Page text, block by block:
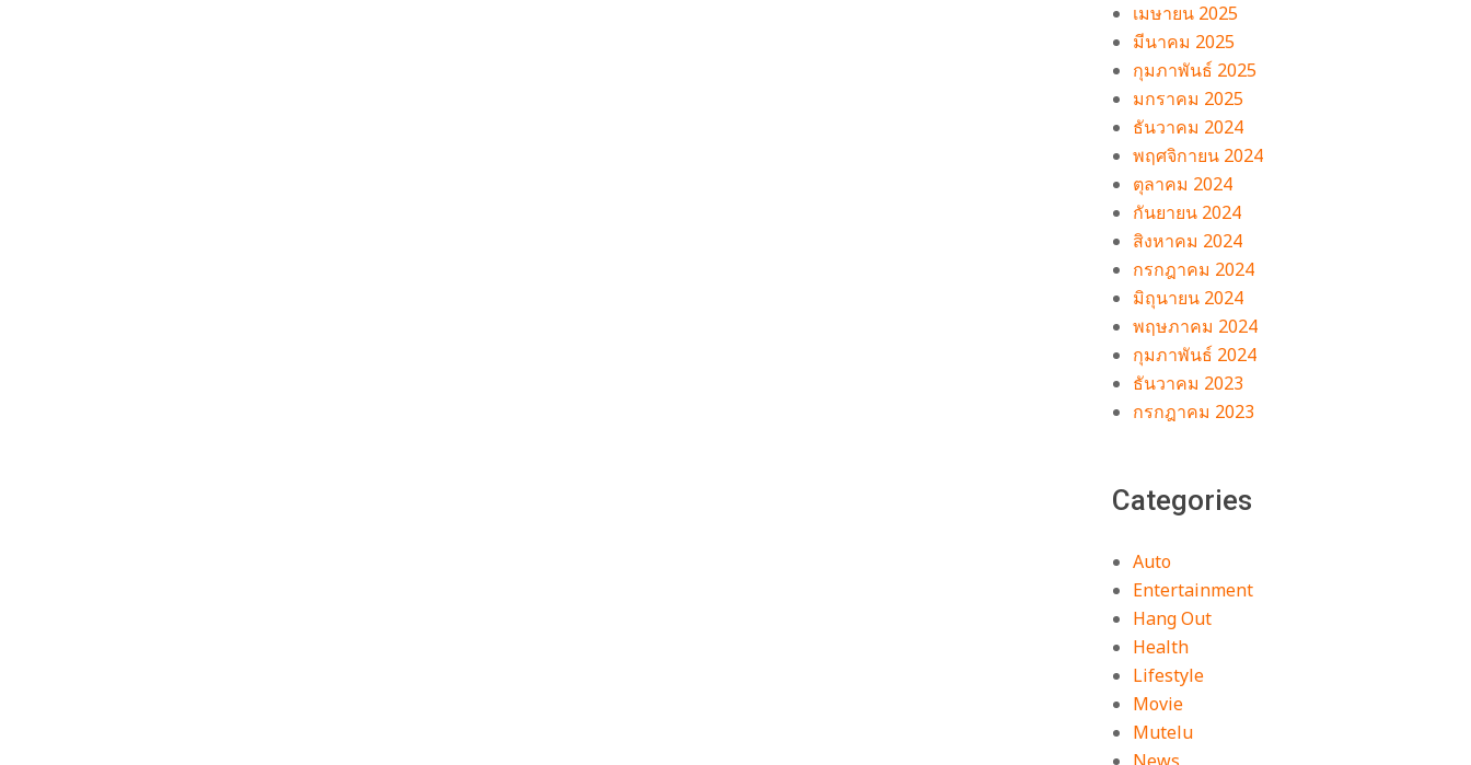
เมษายน 2025
มีนาคม 2025
กุมภาพันธ์ 2025
มกราคม 2025
ธันวาคม 2024
พฤศจิกายน 2024
ตุลาคม 2024
กันยายน 2024
สิงหาคม 2024
กรกฎาคม 2024
มิถุนายน 2024
พฤษภาคม 2024
กุมภาพันธ์ 2024
ธันวาคม 2023
กรกฎาคม 2023
Categories
Auto
Entertainment
Hang Out
Health
Lifestyle
Movie
Mutelu